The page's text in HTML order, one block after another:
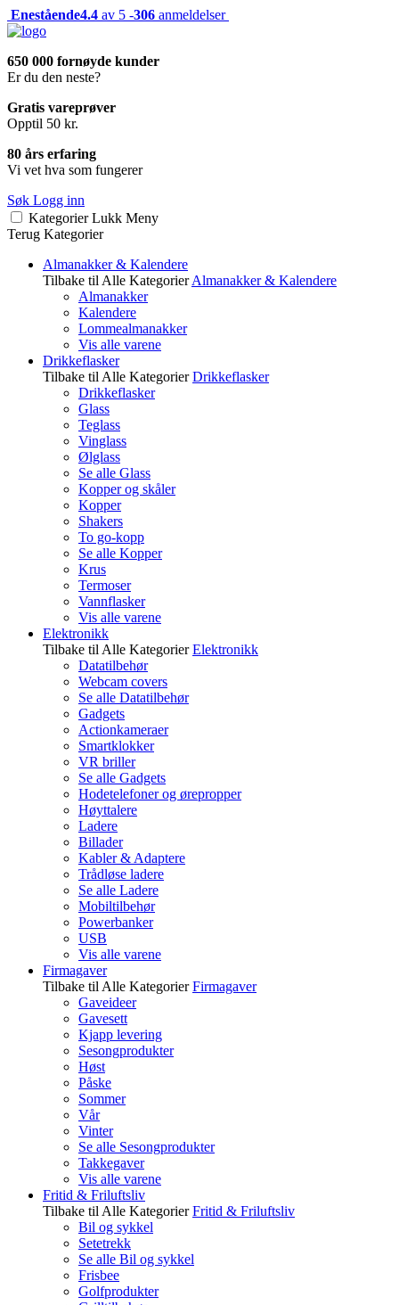
Enestående4.4 av 5 -306 anmeldelser
650 000 fornøyde kunder
Er du den neste?
Gratis vareprøver
Opptil 50 kr.
80 års erfaring
Vi vet hva som fungerer
Søk Logg inn
Kategorier Lukk Meny
Terug Kategorier
Almanakker & Kalendere
Tilbake til Alle Kategorier Almanakker & Kalendere
Almanakker
Kalendere
Lommealmanakker
Vis alle varene
Drikkeflasker
Tilbake til Alle Kategorier Drikkeflasker
Drikkeflasker
Glass
Teglass
Vinglass
Ølglass
Se alle Glass
Kopper og skåler
Kopper
Shakers
To go-kopp
Se alle Kopper
Krus
Termoser
Vannflasker
Vis alle varene
Elektronikk
Tilbake til Alle Kategorier Elektronikk
Datatilbehør
Webcam covers
Se alle Datatilbehør
Gadgets
Actionkameraer
Smartklokker
VR briller
Se alle Gadgets
Hodetelefoner og ørepropper
Høyttalere
Ladere
Billader
Kabler & Adaptere
Trådløse ladere
Se alle Ladere
Mobiltilbehør
Powerbanker
USB
Vis alle varene
Firmagaver
Tilbake til Alle Kategorier Firmagaver
Gaveideer
Gavesett
Kjapp levering
Sesongprodukter
Høst
Påske
Sommer
Vår
Vinter
Se alle Sesongprodukter
Takkegaver
Vis alle varene
Fritid & Friluftsliv
Tilbake til Alle Kategorier Fritid & Friluftsliv
Bil og sykkel
Setetrekk
Se alle Bil og sykkel
Frisbee
Golfprodukter